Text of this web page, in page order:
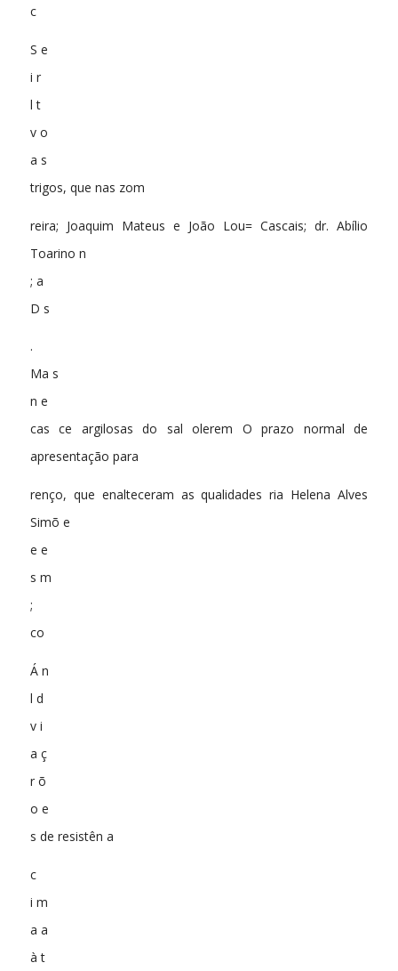
c
S e
i r
l t
v o
a s
trigos, que nas zom
reira; Joaquim Mateus e João Lou= Cascais; dr. Abílio
Toarino n
; a
D s
.
Ma s
n e
cas ce argilosas do sal olerem O prazo normal de
apresentação para
renço, que enalteceram as qualidades ria Helena Alves
Simõ e
e e
s m
;
co
Á n
l d
v i
a ç
r õ
o e
s de resistên a
c
i m
a a
à t